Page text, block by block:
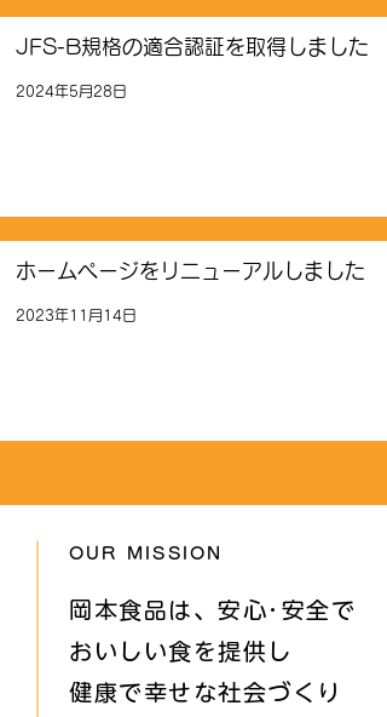
JFS-B規格の適合認証を取得しました
2024年5月28日
ホームページをリニューアルしました
2023年11月14日
OUR MISSION
岡本食品は、安心･安全で
おいしい食を提供し
健康で幸せな社会づくり